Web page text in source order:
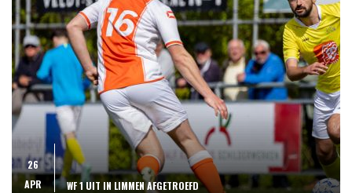
26
APR
WF 1 UIT IN LIMMEN AFGETROEFD